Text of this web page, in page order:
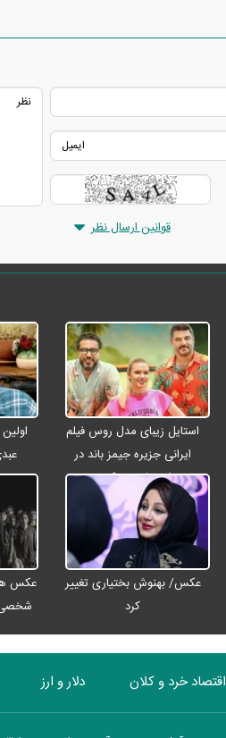
قوانین ارسال نظر
استایل زیبای مدل روس فیلم
ایرانی جزیره جیمز باند در
اصفهان + عکس
عکس/ بهنوش بختیاری تغییر
کرد
عکس
اقتصاد خرد و کلان دلار و ارز